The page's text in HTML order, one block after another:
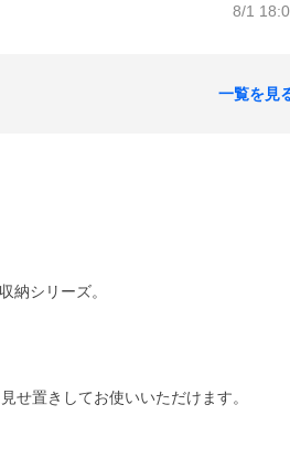
8/1
一覧を見
納シリーズ。
せ置きしてお使いいただけます。